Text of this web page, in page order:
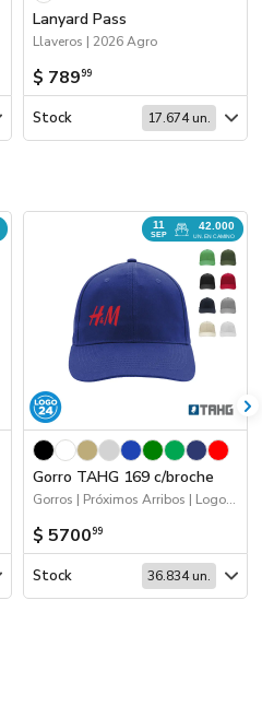
Lanyard Pass
Llaveros | 2026 Agro
$ 78999
Stock 17.674 un.
11
SEP
42.000
UN. EN CAMINO
Gorro TAHG 169 c/broche
Gorros | Próximos Arribos | Logo 24hs | 2026 Minería
$ 570099
Stock 36.834 un.